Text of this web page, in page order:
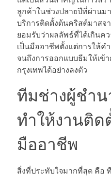
ลูกค้าในช่วงปลายปีที่ผ่านม
บริการติดตั้งต้นคริสต์มาสจ
ยอมรับว่าผลลัพธ์ที่ได้เกินค
เป็นมืออาชีพตั้งแต่การให้ค
จนถึงการออกแบบธีมให้เข้
กรุงเทพได้อย่างลงตัว
ทีมช่างผู้ชำ
ทำให้งานติด
มืออาชีพ
สิ่งที่ประทับใจมากที่สุด คือ